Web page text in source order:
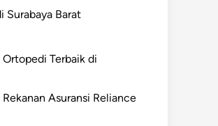
Surabaya Barat
Terbaik di
Asuransi Reliance